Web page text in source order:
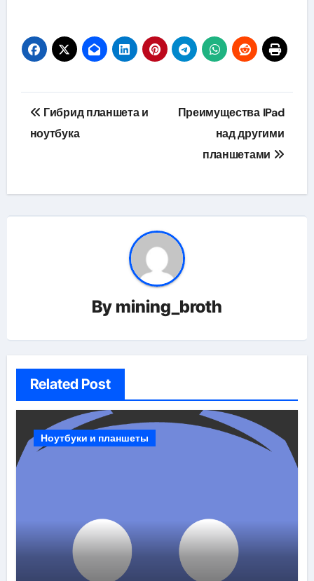
Навигация
по
Гибрид планшета и
ноутбука
Преимущества IPad
над другими
планшетами
By mining_broth
Related Post
Ноутбуки и планшеты